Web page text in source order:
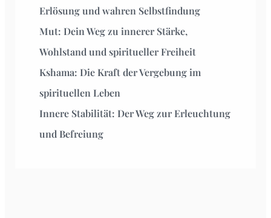
Erlösung und wahren Selbstfindung
Mut: Dein Weg zu innerer Stärke,
Wohlstand und spiritueller Freiheit
Kshama: Die Kraft der Vergebung im
spirituellen Leben
Innere Stabilität: Der Weg zur Erleuchtung
und Befreiung